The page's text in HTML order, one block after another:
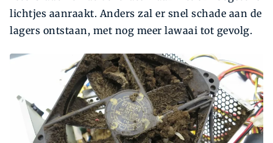
lichtjes aanraakt. Anders zal er snel schade aan de
lagers ontstaan, met nog meer lawaai tot gevolg.